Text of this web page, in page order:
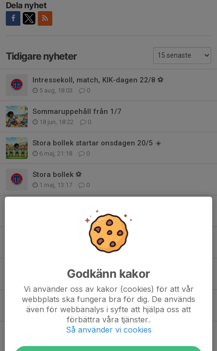
Dela nyhet
Tidigare nyheter
Intressekoll, match, KIK-dagen 22/8 ⚽️
5 aug, 18:03 0
Sommaruppehåll från 1/7
18 jun, 18:22 0
Stora bollek startar onsdagen 20/5 ☀️
6 maj, 21:18 0
Stora bollek ⚽️
1 maj, 13:17 0
0
Sista tillfället med medaljutdelning
Detaljerat spelschema 30/8
29 aug 2025 2
Matchinfo Kvarnsveden 30/8
29 aug 2025 0
Medlems- och deltagaravgifter
Godkänn kakor
Vi använder oss av kakor (cookies) för att vår
webbplats ska fungera bra för dig. De används
även för webbanalys i syfte att hjälpa oss att
förbättra våra tjänster.
Så använder vi cookies